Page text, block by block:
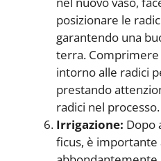
posizionare le
garantendo una
terra.
intorno alle radici
prestando
radici nel processo.
Irrigazione: Dopo
ficus, è